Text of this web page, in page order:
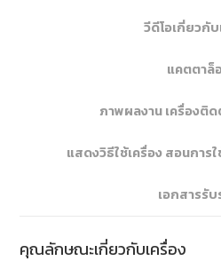
วีดีโอเกี่ยวกั
แคตตาล็
ภาพผลงาน เครื่องติ
แสดงวิธีใช้เครื่อง สอนการ
เอกสารรั
คุณลักษณะเกี่ยวกับเครื่อง